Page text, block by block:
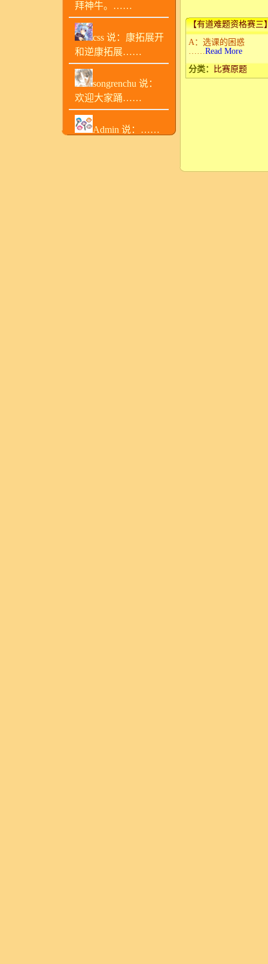
拜神牛。……
css 说：康拓展开
和逆康拓展……
songrenchu 说：
欢迎大家踊……
Admin 说：……
【有道难题资格赛三
A：选课的困惑
……Read More
分类：
比赛原题